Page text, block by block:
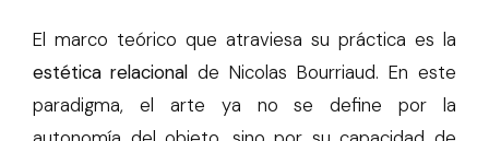
El marco teórico que atraviesa su práctica es la
estética relacional de Nicolas Bourriaud. En este
paradigma, el arte ya no se define por la